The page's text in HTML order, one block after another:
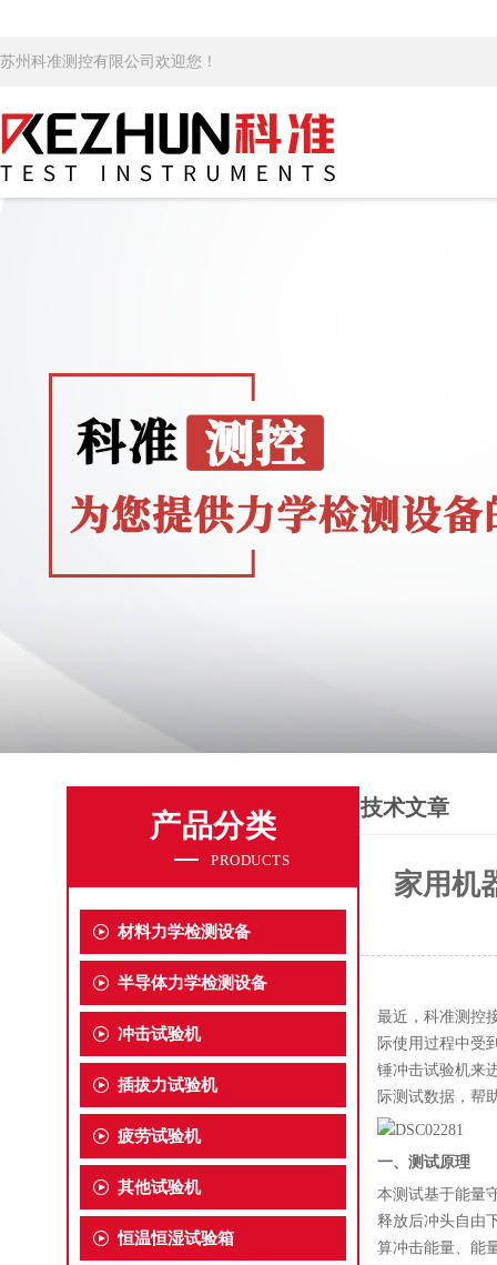
苏州科准测控有限公司欢迎您！
产品分类
PRODUCTS
材料力学检测设备
半导体力学检测设备
冲击试验机
插拔力试验机
疲劳试验机
其他试验机
恒温恒湿试验箱
技术文章
家用机
最近，科准测控
际使用过程中受
锤冲击试验机来
际测试数据，帮
一、测试原理
本测试基于能量
释放后冲头自由
算冲击能量、能